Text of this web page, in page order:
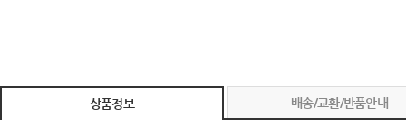
상품정보 배송/교환/반품안내